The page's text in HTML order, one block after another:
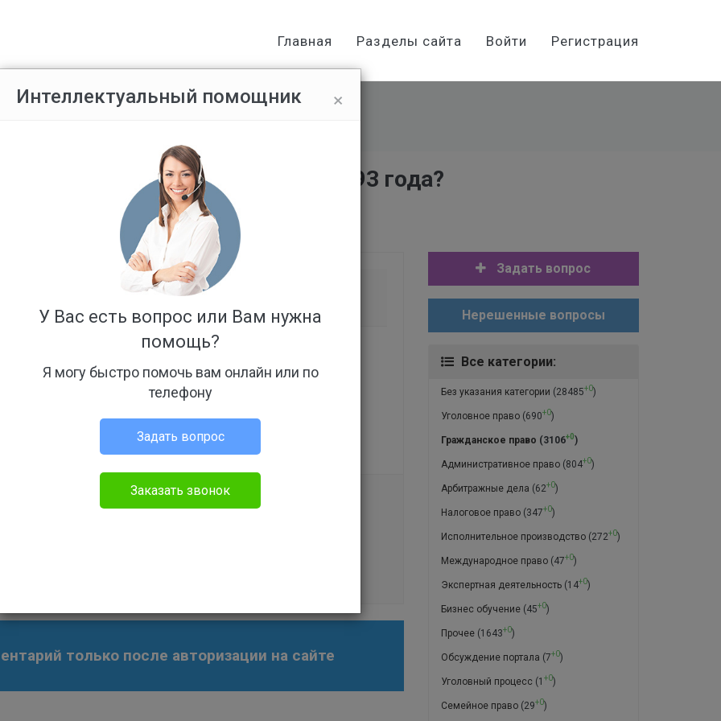
Главная Разделы сайта Войти Регистрация
в период обучения до 1993 года?
только после авторизации на сайте
Задать вопрос
Нерешенные вопросы
Все категории:
Без указания категории (28485+0)
Уголовное право(690+0)
Гражданское право (3106+0)
Административное право(804+0)
Арбитражные дела (62+0)
Налоговое право(347+0)
Исполнительное производство(272+0)
Международное право(47+0)
Экспертная деятельность(14+0)
Бизнес обучение(45+0)
Прочее(1643+0)
Обсуждение портала (7+0)
Уголовный процесс (1 +0)
Семейное право(29+0)
×
Интеллектуальный помощник
У Вас есть вопрос или Вам нужна
помощь?
Я могу быстро помочь вам онлайн или по
телефону
Задать вопрос
Заказать звонок